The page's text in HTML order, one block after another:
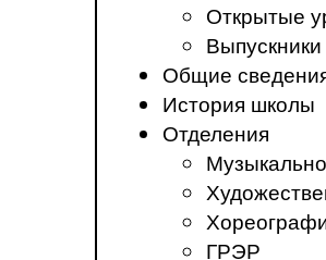
Открытые
Выпускники
Общие
История школы
Отделения
ГРЭР